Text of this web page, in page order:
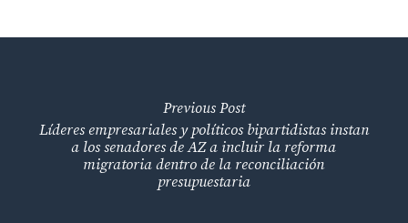
Previous Post
Líderes empresariales y políticos bipartidistas instan
a los senadores de AZ a incluir la reforma
migratoria dentro de la reconciliación
presupuestaria